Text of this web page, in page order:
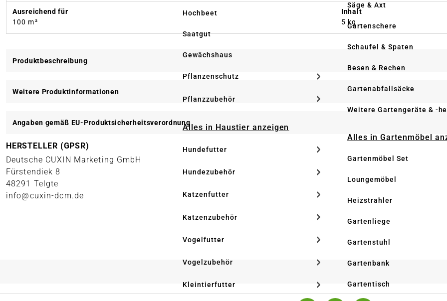
Hochbeet
Saatgut
Gewächshaus
Pflanzenschutz
Pflanzzubehör
Alles in Haustier anzeigen
Hundefutter
Hundezubehör
Katzenfutter
Katzenzubehör
Vogelfutter
Vogelzubehör
Kleintierfutter
Säge & Axt
Gartenschere
Schaufel & Spaten
Besen & Rechen
Gartenabfallsäcke
Weitere Gartengeräte & -
Alles in Gartenmöbel
Gartenmöbel Set
Loungemöbel
Heizstrahler
Gartenliege
Gartenstuhl
Gartenbank
Gartentisch
Ausreichend für
100 m²
Inhalt
5 kg
Produktbeschreibung
Weitere Produktinformationen
Angaben gemäß EU-Produktsicherheitsverordnung
HERSTELLER (GPSR)
Deutsche CUXIN Marketing GmbH
Fürstendiek 8
48291 Telgte
info@cuxin-dcm.de